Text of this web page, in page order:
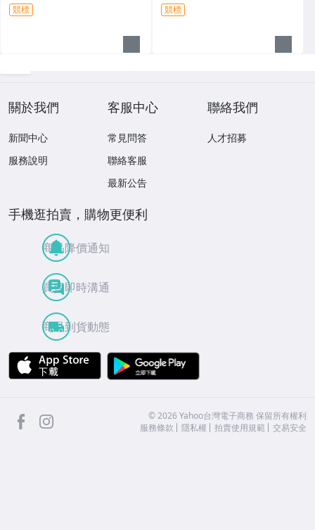
競標 競標
關於我們
新聞中心
服務說明
客服中心
常見問答
聯絡客服
最新公告
聯絡我們
人才招募
手機逛拍賣，購物更便利
商品降價通知
買賣即時溝通
商品到貨動態
APP Store
facebook ©2026 Yahoo台灣電子商務 保留所有權利
服務條款
隱私權 拍賣使用規範 交易安全